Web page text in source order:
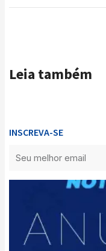
Leia também
INSCREVA-SE